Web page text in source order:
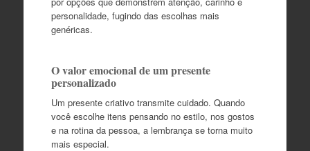
personalidade, fugindo das escolhas mais
genéricas.
O valor emocional de um presente
personalizado
Um presente criativo transmite cuidado. Quando
você escolhe itens pensando no estilo, nos gostos
e na rotina da pessoa, a lembrança se torna muito
mais especial.